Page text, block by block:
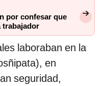
por confesar que
trabajador
laboraban en la
en
seguridad,